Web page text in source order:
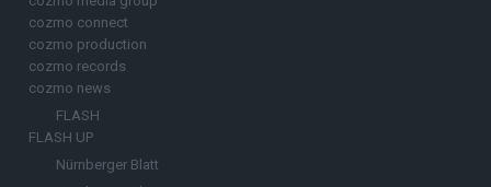
cozmo connect
cozmo production
cozmo records
cozmo news
FLASH
FLASH UP
Nürnberger Blatt